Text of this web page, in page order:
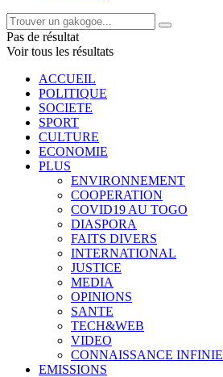
Pas de résultat
Voir tous les résultats
ACCUEIL
POLITIQUE
SOCIETE
SPORT
CULTURE
ECONOMIE
PLUS
ENVIRONNEMENT
COOPERATION
COVID19 AU TOGO
DIASPORA
FAITS DIVERS
INTERNATIONAL
JUSTICE
MEDIA
OPINIONS
SANTE
TECH&WEB
VIDEO
CONNAISSANCE INFINIE
EMISSIONS